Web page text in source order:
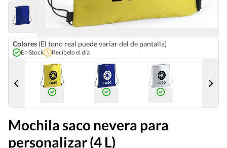
Colores (El tono real puede variar del de pantalla)
En Stock Recíbelo el día
Mochila saco nevera para
personalizar (4 L)